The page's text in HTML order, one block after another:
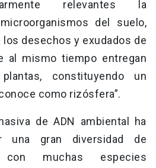
relevantes la
del suelo,
desechos y exudados de
al mismo tiempo entregan
constituyendo un
como rizósfera”.
de ADN ambiental ha
una gran diversidad de
con muchas especies